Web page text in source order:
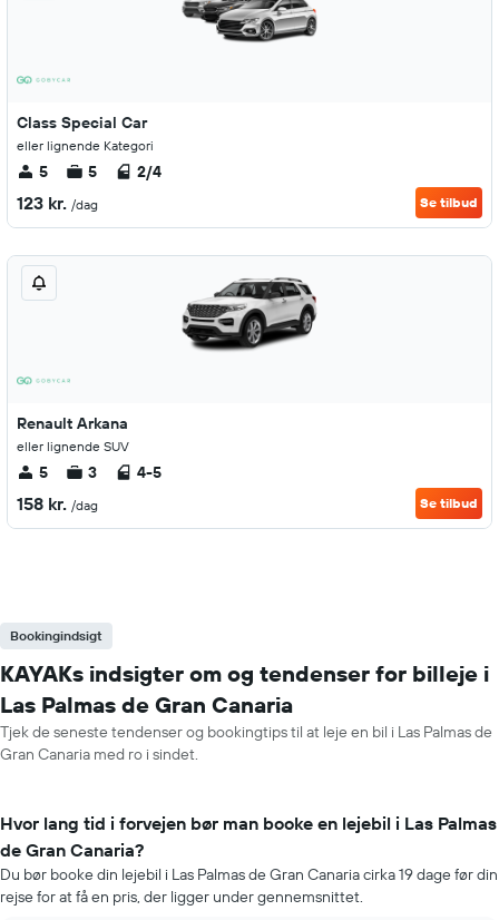
Class Special Car
eller lignende Kategori
5 5 2/4
123 kr. /dag Se tilbud
Renault Arkana
eller lignende SUV
5 3 4-5
158 kr. /dag Se tilbud
Bookingindsigt
KAYAKs indsigter om og tendenser for billeje i
Las Palmas de Gran Canaria
Tjek de seneste tendenser og bookingtips til at leje en bil i Las Palmas de
Gran Canaria med ro i sindet.
Hvor lang tid i forvejen bør man booke en lejebil i Las Palmas
de Gran Canaria?
Du bør booke din lejebil i Las Palmas de Gran Canaria cirka 19 dage før din
rejse for at få en pris, der ligger under gennemsnittet.